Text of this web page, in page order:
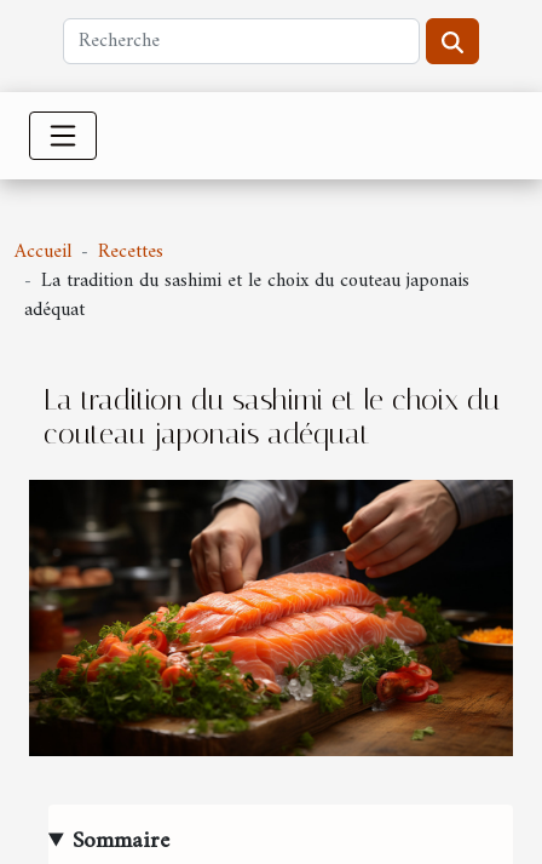
Accueil
Recettes
La tradition du sashimi et le choix du couteau japonais
adéquat
La tradition du sashimi et le choix du
couteau japonais adéquat
Sommaire